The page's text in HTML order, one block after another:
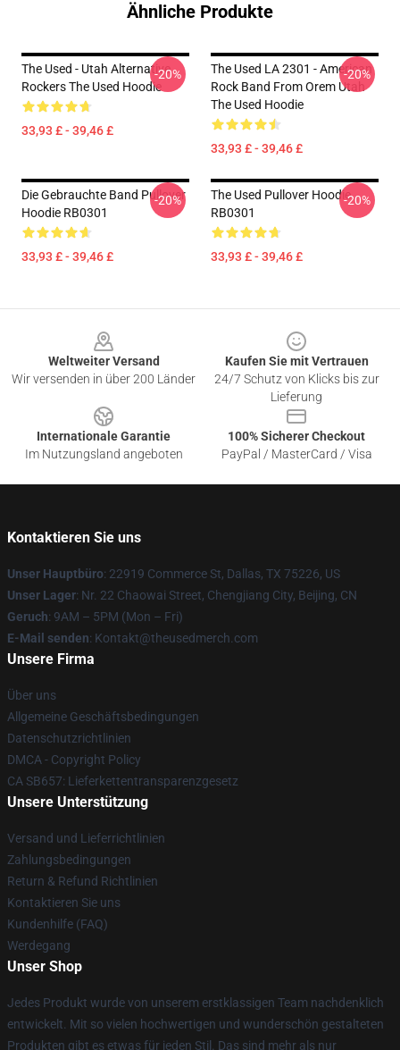
Ähnliche Produkte
The Used - Utah Alternative
Rockers The Used Hoodie
33,93 £ - 39,46 £
-20%
The Used LA 2301 - American
Rock Band From Orem Utah
The Used Hoodie
33,93 £ - 39,46 £
-20%
Die Gebrauchte Band Pullover
Hoodie RB0301
33,93 £ - 39,46 £
-20%
The Used Pullover Hoodie
RB0301
33,93 £ - 39,46 £
-20%
Weltweiter Versand
Wir versenden in über 200 Länder
Kaufen Sie mit Vertrauen
24/7 Schutz von Klicks bis zur
Lieferung
Internationale Garantie
Im Nutzungsland angeboten
100% Sicherer Checkout
PayPal / MasterCard / Visa
Kontaktieren Sie uns
Unser Hauptbüro: 22919 Commerce St, Dallas, TX 75226, US
Unser Lager: Nr. 22 Chaowai Street, Chengjiang City, Beijing, CN
Geruch: 9AM – 5PM (Mon – Fri)
E-Mail senden: Kontakt@theusedmerch.com
Unsere Firma
Über uns
Allgemeine Geschäftsbedingungen
Datenschutzrichtlinien
DMCA - Copyright Policy
CA SB657: Lieferkettentransparenzgesetz
Unsere Unterstützung
Versand und Lieferrichtlinien
Zahlungsbedingungen
Return & Refund Richtlinien
Kontaktieren Sie uns
Kundenhilfe (FAQ)
Werdegang
Unser Shop
Jedes Produkt wurde von unserem erstklassigen Team nachdenklich
entwickelt. Mit so vielen hochwertigen und wunderschön gestalteten
Produkten gibt es etwas für jeden Stil. Das sind mehr als nur